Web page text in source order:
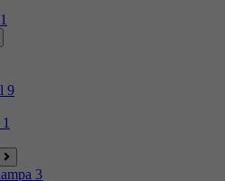
1
9
1
3